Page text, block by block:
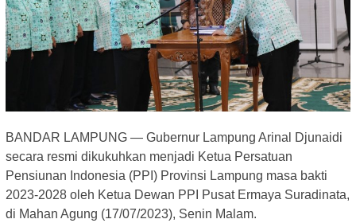
BANDAR LAMPUNG — Gubernur Lampung Arinal Djunaidi
secara resmi dikukuhkan menjadi Ketua Persatuan
Pensiunan Indonesia (PPI) Provinsi Lampung masa bakti
2023-2028 oleh Ketua Dewan PPI Pusat Ermaya Suradinata,
di Mahan Agung (17/07/2023), Senin Malam.